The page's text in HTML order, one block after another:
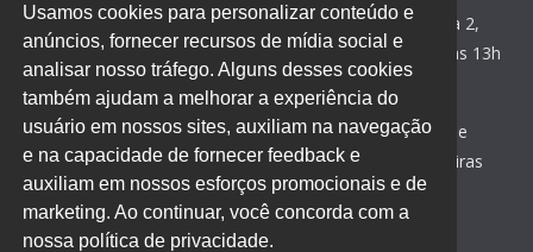
Rio Claro | Fone 19 98439-0077 | Avenida 2, nº 118, sala 2,
Centro | Atendimento às 5ª feiras das 09h30 às 12h e das 13h
às 14h30
Santa Bárbara d’Oeste | Fone 19 98439-0077 | Rua 15 de
novembro, nº 469, sala 2, Centro | Atendimento às 3ª feiras
das 9h30 às 12h e das 13h às 15h
Acesse aqui nossa política de privacidade
Usamos cookies para personalizar conteúdo e
anúncios, fornecer recursos de mídia social e
analisar nosso tráfego. Alguns desses cookies
também ajudam a melhorar a experiência do
usuário em nossos sites, auxiliam na navegação
e na capacidade de fornecer feedback e
auxiliam em nossos esforços promocionais e de
marketing. Ao continuar, você concorda com a
nossa política de privacidade.